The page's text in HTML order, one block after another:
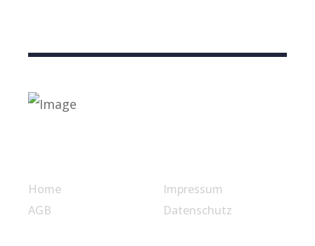
Home
AGB
Impressum
Datenschutz